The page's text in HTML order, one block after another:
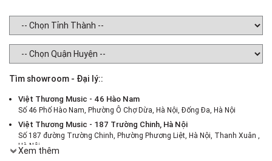
Tìm showroom - Đại lý::
Việt Thương Music - 46 Hào Nam
Số 46 Phố Hào Nam, Phường Ô Chợ Dừa, Hà Nội, Đống Đa, Hà Nội
Việt Thương Music - 187 Trường Chinh, Hà Nội
Số 187 đường Trường Chinh, Phường Phương Liệt, Hà Nội, Thanh Xuân ,
Hà Nội
Xem thêm